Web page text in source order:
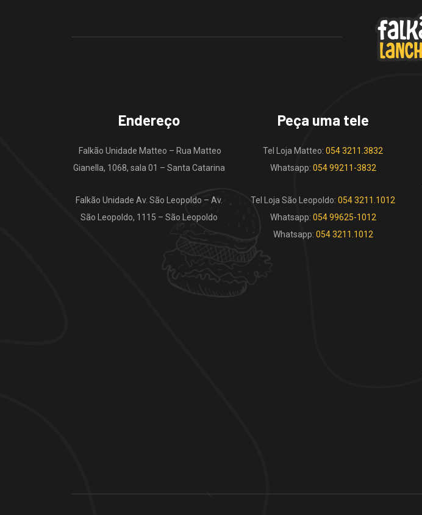
Endereço
Falkão Unidade Matteo – Rua Matteo
Gianella, 1068, sala 01 – Santa Catarina
Falkão Unidade Av. São Leopoldo – Av.
São Leopoldo, 1115 – São Leopoldo
Peça uma tele
Tel Loja Matteo: 054 3211.3832
Whatsapp: 054 99211-3832
Tel Loja São Leopoldo: 054 3211.1012
Whatsapp: 054 99625-1012
Whatsapp: 054 3211.1012